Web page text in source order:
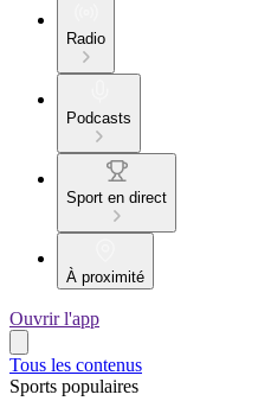
Radio
Podcasts
Sport en direct
À proximité
Ouvrir l'app
Tous les contenus
Sports populaires